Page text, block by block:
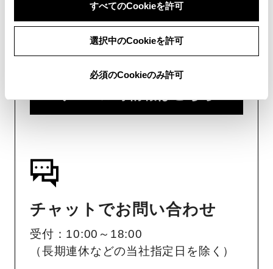
すべてのCookieを許可
選択中のCookieを許可
必須のCookieのみ許可
は、自動車検査証（車検証）をご
用意いただくとスムーズな対応
が可能です。
チャットでお問い合わせ
受付：10:00～18:00
（長期連休などの当社指定日を除く）